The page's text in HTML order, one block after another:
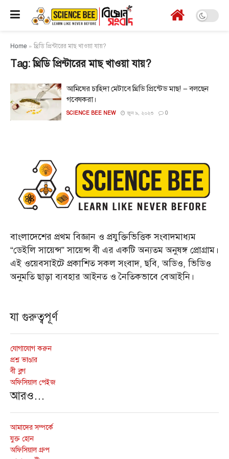
Home »থ্রিডি প্রিন্টারের মাছ খাওয়া যায়?
Tag:থ্রিডি প্রিন্টারের মাছ খাওয়া যায়?
আমিষের চাহিদা মেটাবে থ্রিডি প্রিন্টেড মাছ! – বলছেন
গবেষকরা।
SCIENCE BEE NEW জুন ৯, ২০২৩ 0
বাংলাদেশের প্রথম বিজ্ঞান ও প্রযুক্তিভিত্তিক সংবাদমাধ্যম
“ডেইলি সায়েন্স” সায়েন্স বী এর একটি অন্যতম অনুষঙ্গ প্রোগ্রাম।
এই ওয়েবসাইটে প্রকাশিত সকল সংবাদ, ছবি, অডিও, ভিডিও
অনুমতি ছাড়া ব্যবহার আইনত ও নৈতিকভাবে বেআইনি।
যা গুরুত্বপূর্ণ
যোগাযোগ করুন
প্রশ্ন ভাণ্ডার
বী ব্লগ
অফিসিয়াল পেইজ
আরও…
আমাদের সম্পর্কে
যুক্ত হোন
অফিসিয়াল গ্রুপ